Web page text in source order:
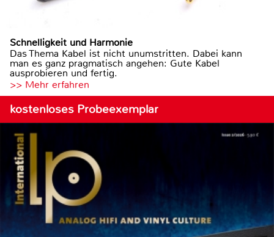
Schnelligkeit und Harmonie
Das Thema Kabel ist nicht unumstritten. Dabei kann
man es ganz pragmatisch angehen: Gute Kabel
ausprobieren und fertig.
>> Mehr erfahren
kostenloses Probeexemplar